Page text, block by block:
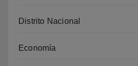
Distrito Nacional
Economía